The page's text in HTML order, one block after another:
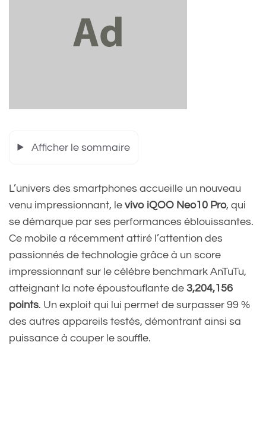
Afficher le sommaire
L’univers des smartphones accueille un nouveau
venu impressionnant, le vivo iQOO Neo10 Pro, qui
se démarque par ses performances éblouissantes.
Ce mobile a récemment attiré l’attention des
passionnés de technologie grâce à un score
impressionnant sur le célèbre benchmark AnTuTu,
atteignant la note époustouflante de 3,204,156
points. Un exploit qui lui permet de surpasser 99 %
des autres appareils testés, démontrant ainsi sa
puissance à couper le souffle.